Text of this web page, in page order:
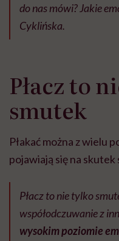
do nas mówi? Jakie
Cyklińska.
Płacz to
smutek
Płakać można z wielu
pojawiają się na skutek
Płacz to nie tylko
współodczuwanie z
wysokim poziomie